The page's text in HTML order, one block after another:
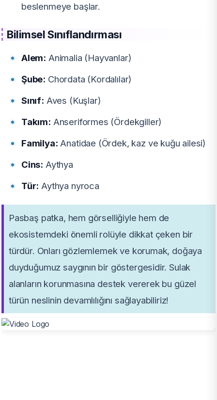
beslenmeye başlar.
Bilimsel Sınıflandırması
Alem: Animalia (Hayvanlar)
Şube: Chordata (Kordalılar)
Sınıf: Aves (Kuşlar)
Takım: Anseriformes (Ördekgiller)
Familya: Anatidae (Ördek, kaz ve kuğu ailesi)
Cins: Aythya
Tür: Aythya nyroca
Pasbaş patka, hem görselliğiyle hem de
ekosistemdeki önemli rolüyle dikkat çeken bir
türdür. Onları gözlemlemek ve korumak, doğaya
duyduğumuz saygının bir göstergesidir. Sulak
alanların korunmasına destek vererek bu güzel
türün neslinin devamlılığını sağlayabiliriz!